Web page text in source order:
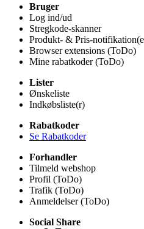
Bruger
Log ind/ud
Stregkode-skanner
Produkt- & Pris-
Browser extensions (ToDo)
Mine rabatkoder (ToDo)
Lister
Ønskeliste
Indkøbsliste(r)
Rabatkoder
Se Rabatkoder
Forhandler
Tilmeld webshop
Profil (ToDo)
Trafik (ToDo)
Anmeldelser (ToDo)
Social Share